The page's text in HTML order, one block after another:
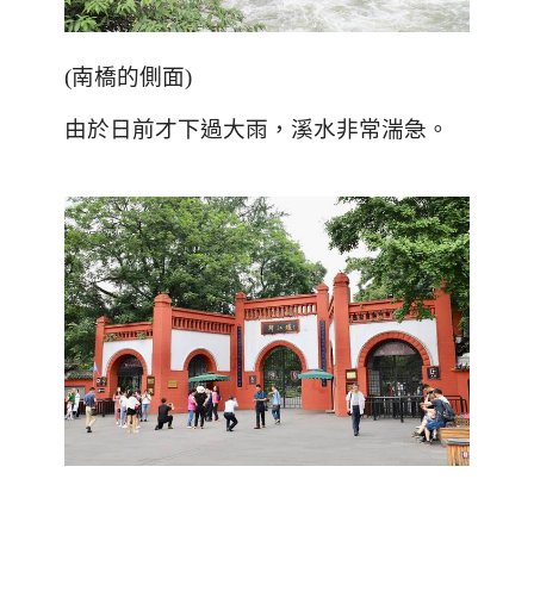
(南橋的側面)
由於日前才下過大雨，溪水非常湍急。